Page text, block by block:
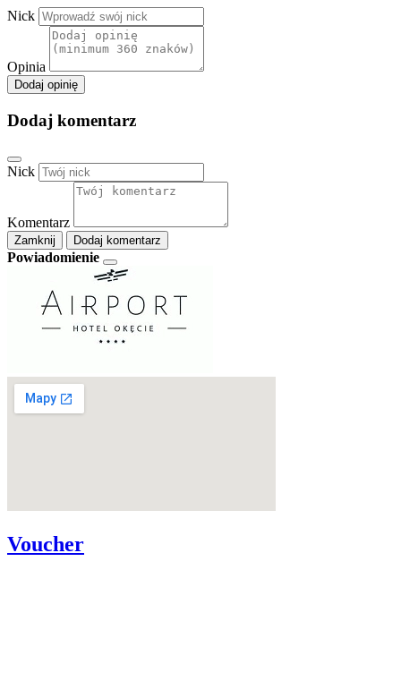
Nick
Opinia
Dodaj opinię
Dodaj komentarz
Nick
Komentarz
Zamknij Dodaj komentarz
Powiadomienie
Voucher